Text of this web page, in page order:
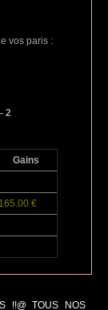
vos paris :
2
Gains
165.00 €
!!@ TOUS NOS